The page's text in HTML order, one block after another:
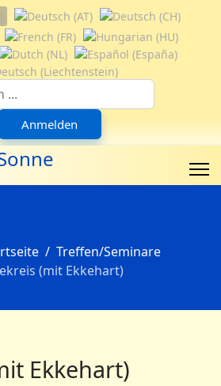
Anmelden
Treffen/Seminare
(mit Ekkehart)
Ekkehart)